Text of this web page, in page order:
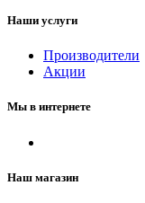
Наши услуги
Производители
Акции
Мы в интернете
Наш магазин